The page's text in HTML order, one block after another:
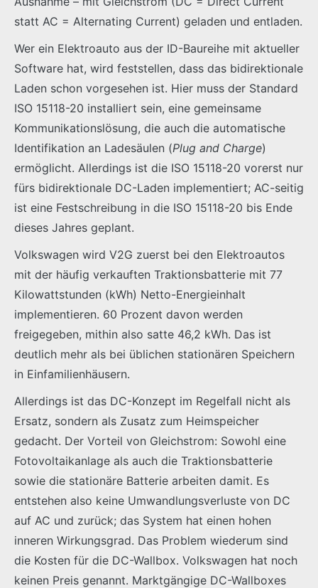
statt AC = Alternating Current) geladen und entladen.
Wer ein Elektroauto aus der ID-Baureihe mit aktueller
Software hat, wird feststellen, dass das bidirektionale
Laden schon vorgesehen ist. Hier muss der Standard
ISO 15118-20 installiert sein, eine gemeinsame
Kommunikationslösung, die auch die automatische
Identifikation an Ladesäulen (Plug and Charge)
ermöglicht. Allerdings ist die ISO 15118-20 vorerst nur
fürs bidirektionale DC-Laden implementiert; AC-seitig
ist eine Festschreibung in die ISO 15118-20 bis Ende
dieses Jahres geplant.
Volkswagen wird V2G zuerst bei den Elektroautos
mit der häufig verkauften Traktionsbatterie mit 77
Kilowattstunden (kWh) Netto-Energieinhalt
implementieren. 60 Prozent davon werden
freigegeben, mithin also satte 46,2 kWh. Das ist
deutlich mehr als bei üblichen stationären Speichern
in Einfamilienhäusern.
Allerdings ist das DC-Konzept im Regelfall nicht als
Ersatz, sondern als Zusatz zum Heimspeicher
gedacht. Der Vorteil von Gleichstrom: Sowohl eine
Fotovoltaikanlage als auch die Traktionsbatterie
sowie die stationäre Batterie arbeiten damit. Es
entstehen also keine Umwandlungsverluste von DC
auf AC und zurück; das System hat einen hohen
inneren Wirkungsgrad. Das Problem wiederum sind
die Kosten für die DC-Wallbox. Volkswagen hat noch
keinen Preis genannt. Marktgängige DC-Wallboxes